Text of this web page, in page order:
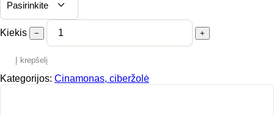
Kiekis − +
Į krepšelį
Kategorijos: Cinamonas, ciberžolė